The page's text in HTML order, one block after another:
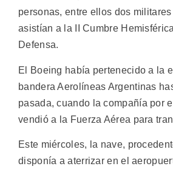
personas, entre ellos dos
asistían a la II Cumbre
Defensa.
El Boeing había pertenecido a la
bandera Aerolíneas Argentinas
pasada, cuando la compañía por
vendió a la Fuerza Aérea para
Este miércoles, la nave,
disponía a aterrizar en el